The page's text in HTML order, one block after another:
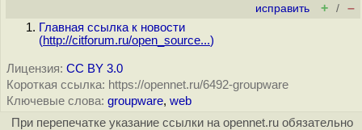
исправить + / –
Главная ссылка к новости
(http://citforum.ru/open_source...)
Лицензия: CC BY 3.0
Короткая ссылка: https://opennet.ru/6492-groupware
Ключевые слова: groupware, web
При перепечатке указание ссылки на opennet.ru обязательно